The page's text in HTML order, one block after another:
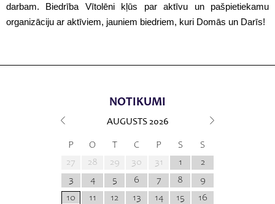
darbam. Biedrība Vītolēni kļūs par aktīvu un pašpietiekamu
organizāciju ar aktīviem, jauniem biedriem, kuri Domās un Darīs!
NOTIKUMI
AUGUSTS 2026
P O T C P S
S
27
28 29 30 31 1
2
3
4 5 6 7 8
9
10
11 12 13 14 15
16